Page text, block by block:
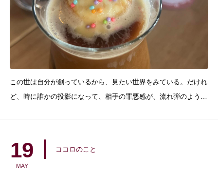
この世は自分が創っているから、見たい世界をみている。だけれ
ど、時に誰かの投影になって、相手の罪悪感が、流れ弾のように
け取らなくてイイ。そう知ってからは、人への恐さが減って、リ
19
MAY
ココロのこと